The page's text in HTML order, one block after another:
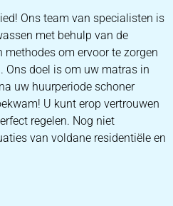
Ons team van specialisten is
met behulp van de
methodes om ervoor te zorgen
Ons doel is om uw matras in
uw huurperiode schoner
U kunt erop vertrouwen
regelen. Nog niet
van voldane residentiële en